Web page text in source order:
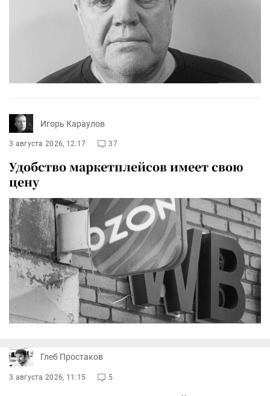
Игорь Караулов
3 августа 2026, 12:17 37
Удобство маркетплейсов имеет свою
цену
Глеб Простаков
3 августа 2026, 11:15 5